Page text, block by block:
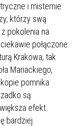
i misternie
którzy swą
pokolenia na
połączone
Krakowa, tak
Mariackiego,
pomnika
są
efekt
bardziej